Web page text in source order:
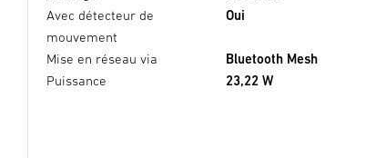
Avec détecteur de
mouvement
Oui
Mise en réseau via
Bluetooth Mesh
Puissance
23,22 W